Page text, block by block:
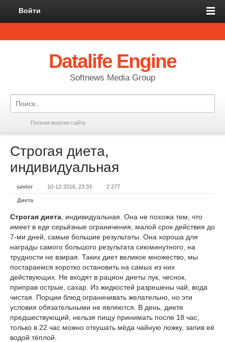
Войти
Datalife Engine
Softnews Media Group
Полная версия сайта
Строгая диета,
индивидуальная
savior 10-12-2016, 23:33 2 277
Диета
Строгая диета , индивидуальная. Она не похожа тем, что
имеет в еде серьёзные ограничения, малой срок действия до
7-ми дней, самые большие результаты. Она хороша для
награды самого большого результата сиюминутного, на
трудности не взирая. Таких диет великое множество, мы
постараемся коротко остановить на самых из них
действующих. Не входят в рацион диеты лук, чеснок,
приправ острые, сахар. Из жидкостей разрешены чай, вода
чистая. Порции блюд ограничивать желательно, но эти
условия обязательными не являются. В день, диете
предшествующий, нельзя пищу принимать после 18 час,
только в 22 час можно откушать мёда чайную ложку, запив её
водой тёплой.